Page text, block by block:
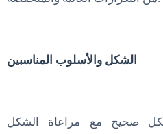
الشكل والأسلوب المناسبين
صحيح مع مراعاة الشكل